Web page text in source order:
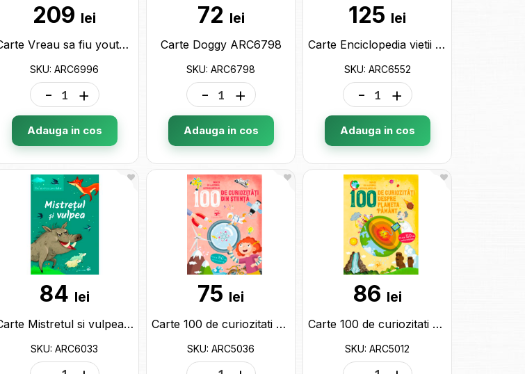
209 lei
Carte Vreau sa fiu youtuber ARC6996
SKU: ARC6996
- +
Adauga in cos
72 lei
Carte Doggy ARC6798
SKU: ARC6798
- +
Adauga in cos
125 lei
Carte Enciclopedia vietii casnice ARC6552
SKU: ARC6552
- +
Adauga in cos
84 lei
Carte Mistretul si vulpea.Hai sa citim pe silabe! ARC6033
SKU: ARC6033
75 lei
Carte 100 de curiozitati din stiinta ARC5036
SKU: ARC5036
86 lei
Carte 100 de curiozitati despre planeta pamant ARC5012
SKU: ARC5012